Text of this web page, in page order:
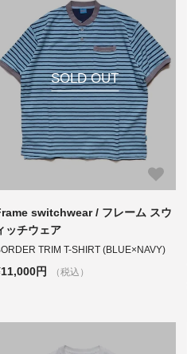
SOLD OUT
switchwear / フレーム スウ
ッチウェア
TRIM T-SHIRT (BLUE×NAVY)
円 （税込）